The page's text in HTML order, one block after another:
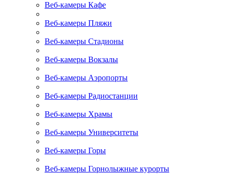
Веб-камеры Кафе
Веб-камеры Пляжи
Веб-камеры Стадионы
Веб-камеры Вокзалы
Веб-камеры Аэропорты
Веб-камеры Радиостанции
Веб-камеры Храмы
Веб-камеры Университеты
Веб-камеры Горы
Веб-камеры Горнолыжные курорты